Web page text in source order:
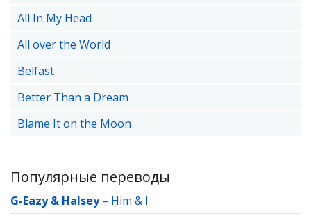
All In My Head
All over the World
Belfast
Better Than a Dream
Blame It on the Moon
Популярные переводы
G-Eazy & Halsey– Him & I